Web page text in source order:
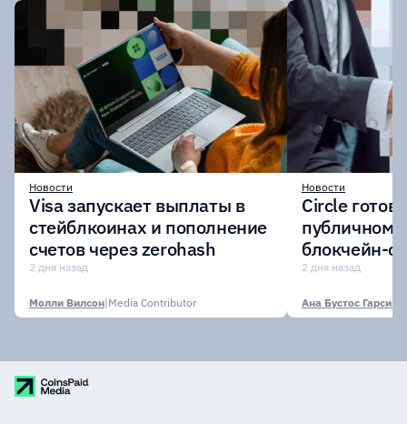
Новости
Visa запускает выплаты в
стейблкоинах и пополнение
счетов через zerohash
2 дня назад
Молли Вилсон|Media Contributor
Новости
Circle
публичному
блокчейн-
участии
2 дня назад
Ана Бустос Гарсия